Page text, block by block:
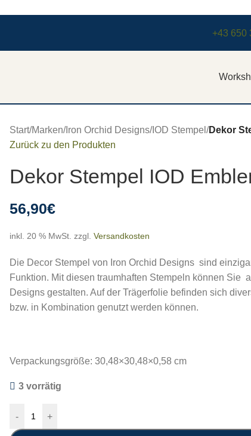
+43 650
Start/Marken/Iron Orchid Designs/IOD Stempel /Dekor
Zurück zu den Produkten
Dekor Stempel IOD
56,90€
inkl. 20 % MwSt. zzgl. Versandkosten
Die Decor Stempel von Iron Orchid Designs sind
Funktion. Mit diesen traumhaften Stempeln können Sie
Designs gestalten. Auf der Trägerfolie befinden sich
bzw. in Kombination genutzt werden können.
Verpackungsgröße: 30,48×30,48×0,58 cm
3 vorrätig
- +